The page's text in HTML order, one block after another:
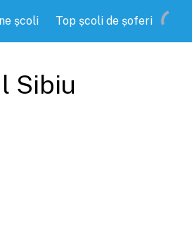
școli Top școli de șoferi
Sibiu